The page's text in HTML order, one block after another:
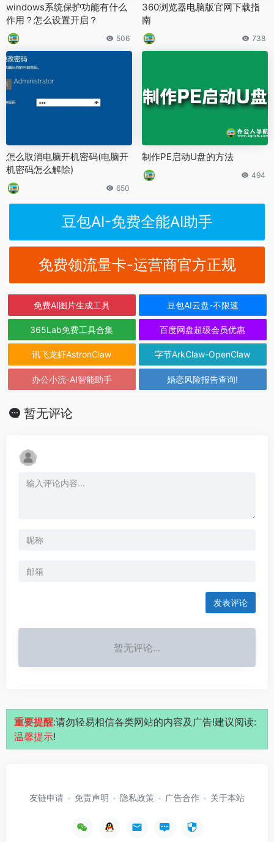
windows系统保护功能有什么
作用？怎么设置开启？
506
360浏览器电脑版官网下载指
南
738
怎么取消电脑开机密码(电脑开
机密码怎么解除)
650
制作PE启动U盘的方法
494
豆包AI-免费全能AI助手
免费领流量卡-运营商官方正规
免费AI图片生成工具 豆包AI云盘-不限速
365Lab免费工具合集 百度网盘超级会员优惠
讯飞龙虾AstronClaw 字节ArkClaw-OpenClaw
办公小浣-AI智能助手 婚恋风险报告查询!
暂无评论
发表评论
暂无评论...
重要提醒:请勿轻易相信各类网站的内容及广告!建议阅读:
温馨提示!
友链申请 免责声明 隐私政策 广告合作 关于本站